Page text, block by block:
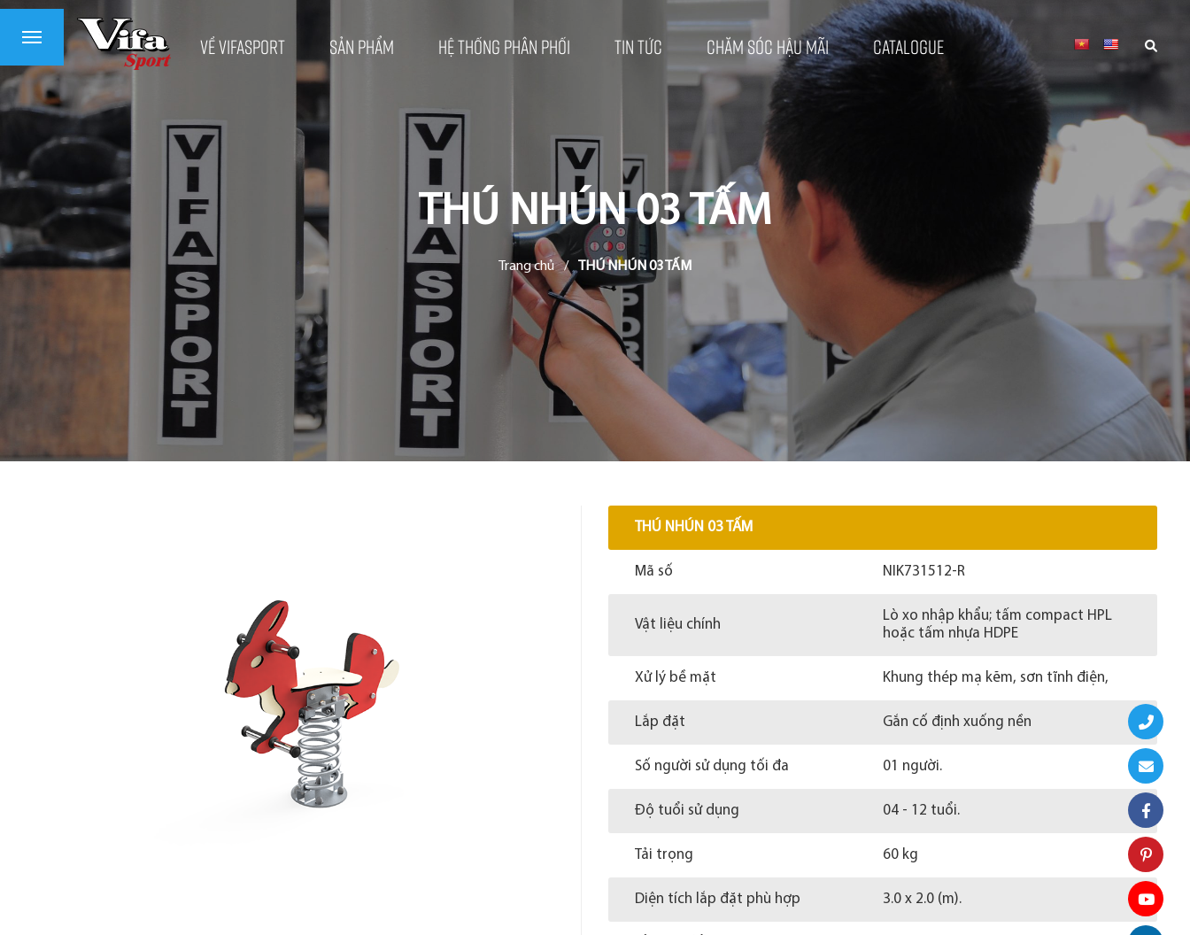
Về VifaSport Sản phẩm Hệ thống phân phối Tin tức Chăm sóc hậu mãi Catalogue
THÚ NHÚN 03 TẤM
Trang chủ / THÚ NHÚN 03 TẤM
THÚ NHÚN 03 TẤM
Mã số NIK731512-R
Vật liệu chính
Lò xo nhập khẩu; tấm compact HPL
hoặc tấm nhựa HDPE
Xử lý bề mặt Khung thép mạ kẽm, sơn tĩnh điện,
Lắp đặt Gắn cố định xuống nền
Số người sử dụng tối đa 01 người.
Độ tuổi sử dụng 04 - 12 tuổi.
Tải trọng 60 kg
Diện tích lắp đặt phù hợp 3.0 x 2.0 (m).